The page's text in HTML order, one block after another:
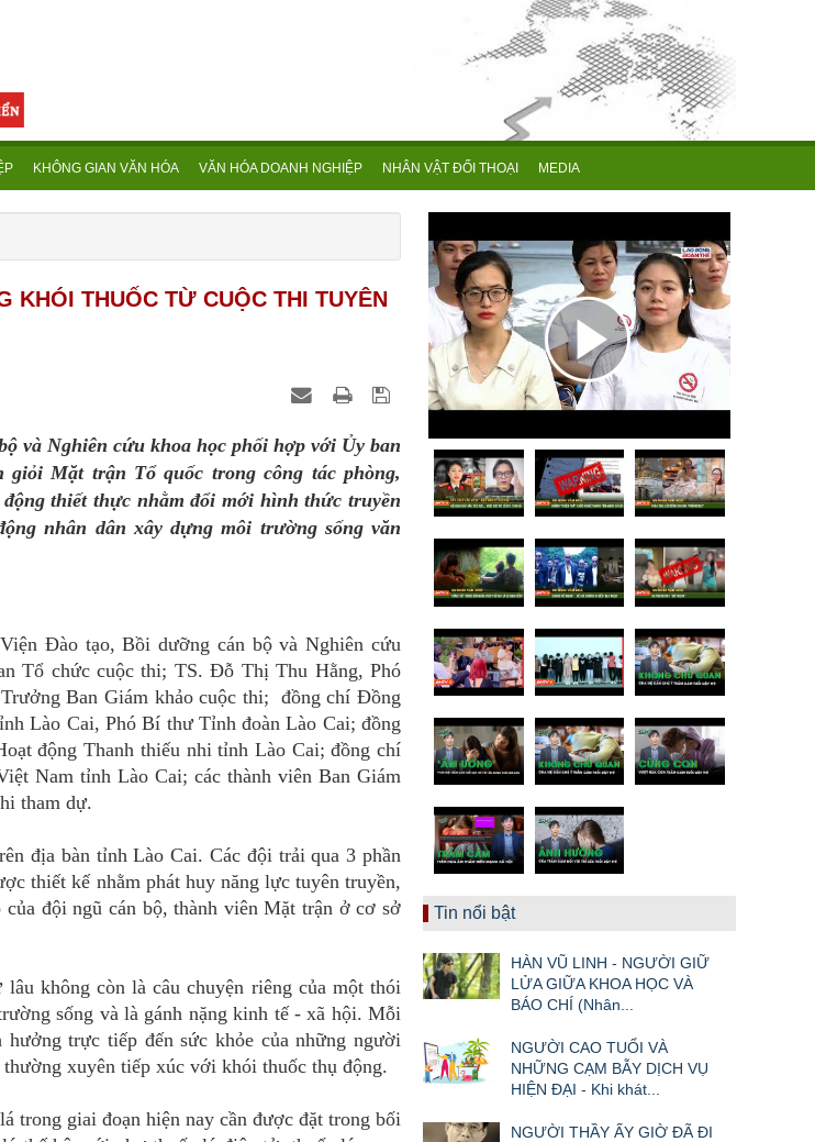
KHÔNG GIAN VĂN HÓA VĂN HÓA DOANH NGHIỆP NHÂN VẬT ĐỐI THOẠI MEDIA
KHÓI THUỐC TỪ CUỘC THI TUYÊN
và Nghiên cứu khoa học phối hợp với Ủy ban
Mặt trận Tổ quốc trong công tác phòng,
thiết thực nhằm đổi mới hình thức truyền
nhân dân xây dựng môi trường sống văn
Đào tạo, Bồi dưỡng cán bộ và Nghiên cứu
Tổ chức cuộc thi; TS. Đỗ Thị Thu Hằng, Phó
Ban Giám khảo cuộc thi; đồng chí Đồng
Lào Cai, Phó Bí thư Tỉnh đoàn Lào Cai; đồng
động Thanh thiếu nhi tỉnh Lào Cai; đồng chí
Nam tỉnh Lào Cai; các thành viên Ban Giám
tham dự.
địa bàn tỉnh Lào Cai. Các đội trải qua 3 phần
thiết kế nhằm phát huy năng lực tuyên truyền,
đội ngũ cán bộ, thành viên Mặt trận ở cơ sở
không còn là câu chuyện riêng của một thói
sống và là gánh nặng kinh tế - xã hội. Mỗi
trực tiếp đến sức khỏe của những người
xuyên tiếp xúc với khói thuốc thụ động.
trong giai đoạn hiện nay cần được đặt trong bối
Tin nổi bật
HÀN VŨ LINH - NGƯỜI GIỮ
LỬA GIỮA KHOA HỌC VÀ
BÁO CHÍ (Nhân...
NGƯỜI CAO TUỔI VÀ
NHỮNG CẠM BẪY DỊCH VỤ
HIỆN ĐẠI - Khi khát...
NGƯỜI THẦY ẤY GIỜ ĐÃ ĐI